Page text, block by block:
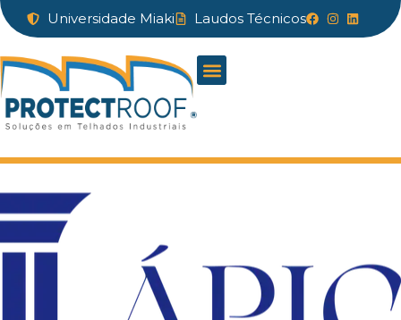
Universidade Miaki Laudos Técnicos